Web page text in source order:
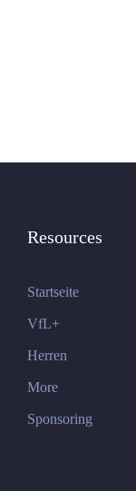
Resources
Startseite
VfL+
Herren
More
Sponsoring